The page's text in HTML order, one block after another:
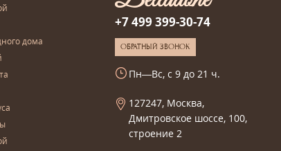
дома
+7 499 399-30-74
ОБРАТНЫЙ ЗВОНОК
Пн—Вс, с 9 до 21 ч.
127247, Москва,
Дмитровское шоссе, 100,
строение 2